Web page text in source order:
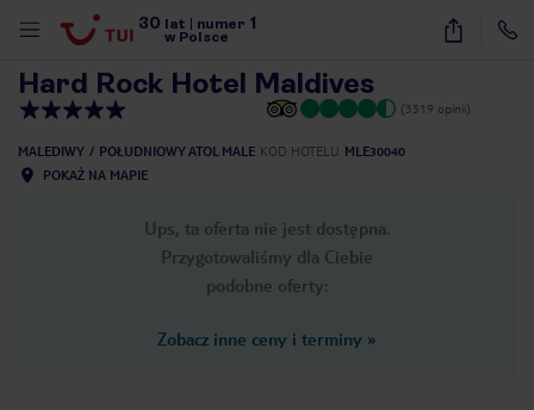
30 lat numer 1
w Polsce
20
Hard Rock Hotel Maldives
(3519 opinii)
MALEDIWY POŁUDNIOWY ATOL MALE KOD HOTELU MLE30040
POKAŻ NA MAPIE
Ups, ta oferta nie jest dostępna.
Przygotowaliśmy dla Ciebie
podobne oferty:
Zobacz inne ceny i terminy »